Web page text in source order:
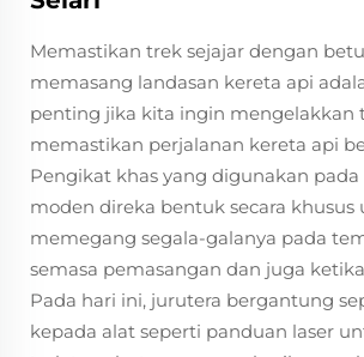
Memastikan trek sejajar dengan
memasang landasan kereta api
penting jika kita ingin mengelakkan
memastikan perjalanan kereta api
Pengikat khas yang digunakan pada
moden direka bentuk secara khusus
memegang segala-galanya pada
semasa pemasangan dan juga
Pada hari ini, jurutera bergantung
kepada alat seperti panduan laser